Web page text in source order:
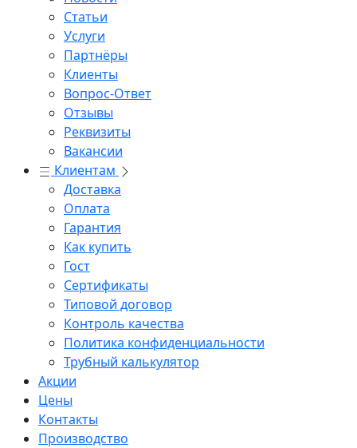
Статьи
Услуги
Партнёры
Клиенты
Вопрос-Ответ
Отзывы
Реквизиты
Вакансии
Клиентам
Доставка
Оплата
Гарантия
Как купить
Гост
Сертификаты
Типовой договор
Контроль качества
Политика конфиденциальности
Трубный калькулятор
Акции
Цены
Контакты
Производство